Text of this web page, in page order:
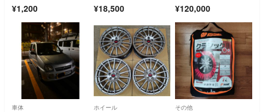
¥1,200 ¥18,500 ¥120,000
車体 ホイール その他